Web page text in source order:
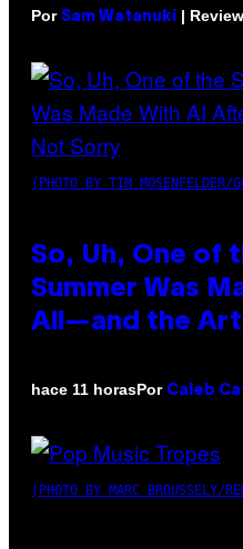
Por Sam Watanuki |
(PHOTO BY TIM MOSENFELDER/
So, Uh, One of
Summer Was
All—and the
hace 11 horasPor Caleb
(PHOTO BY MARC BROUSSELY/